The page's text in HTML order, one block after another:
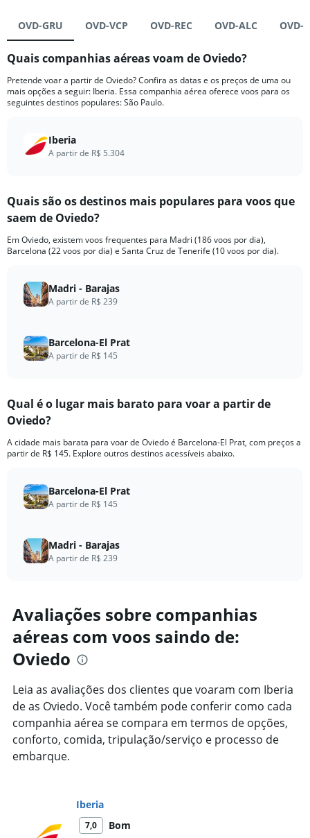
OVD-GRU OVD-VCP OVD-REC OVD-ALC OVD-
Quais companhias aéreas voam de Oviedo?
Pretende voar a partir de Oviedo? Confira as datas e os preços de uma ou
mais opções a seguir: Iberia. Essa companhia aérea oferece voos para os
seguintes destinos populares: São Paulo.
Iberia
A partir de R$ 5.304
Quais são os destinos mais populares para voos que
saem de Oviedo?
Em Oviedo, existem voos frequentes para Madri (186 voos por dia),
Barcelona (22 voos por dia) e Santa Cruz de Tenerife (10 voos por dia).
Madri - Barajas
A partir de R$ 239
Barcelona-El Prat
A partir de R$ 145
Qual é o lugar mais barato para voar a partir de
Oviedo?
A cidade mais barata para voar de Oviedo é Barcelona-El Prat, com preços a
partir de R$ 145. Explore outros destinos acessíveis abaixo.
Barcelona-El Prat
A partir de R$ 145
Madri - Barajas
A partir de R$ 239
Avaliações sobre companhias
aéreas com voos saindo de:
Oviedo
Leia as avaliações dos clientes que voaram com Iberia
de as Oviedo. Você também pode conferir como cada
companhia aérea se compara em termos de opções,
conforto, comida, tripulação/serviço e processo de
embarque.
Iberia
7,0
Bom